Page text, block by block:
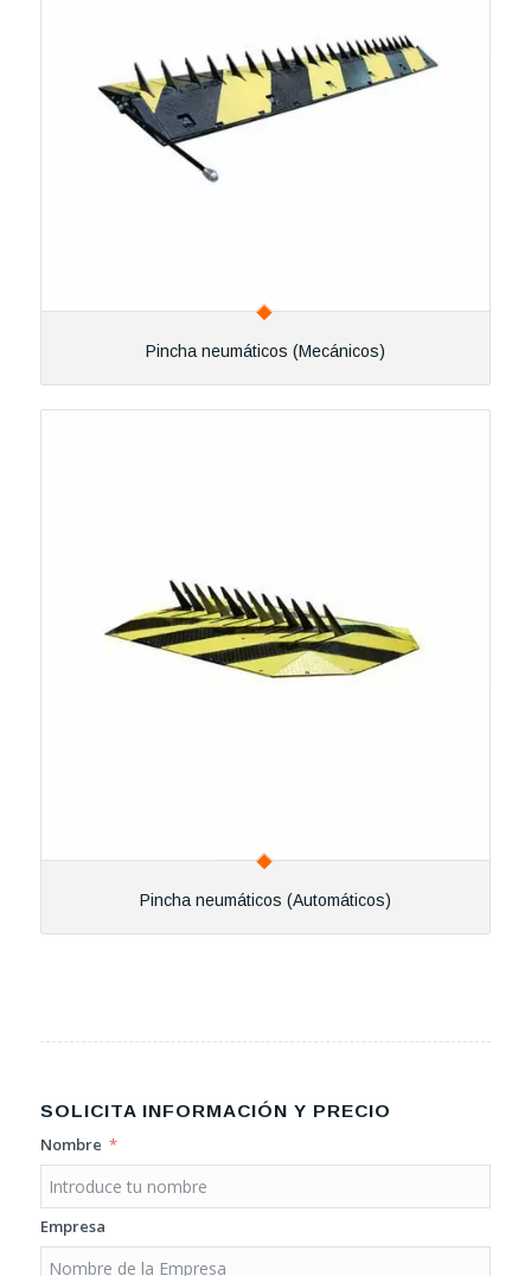
Pincha neumáticos (Mecánicos)
Pincha neumáticos (Automáticos)
SOLICITA INFORMACIÓN Y PRECIO
Nombre
Empresa